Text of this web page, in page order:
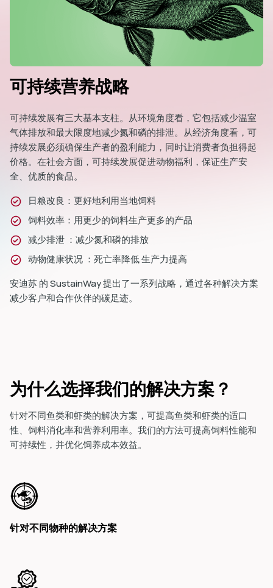
可持续营养战略
可持续发展有三大基本支柱。从环境角度看，它包括减少温室
气体排放和最大限度地减少氮和磷的排泄。从经济角度看，可
持续发展必须确保生产者的盈利能力，同时让消费者负担得起
价格。在社会方面，可持续发展促进动物福利，保证生产安
全、优质的食品。
日粮改良：更好地利用当地饲料
饲料效率：用更少的饲料生产更多的产品
减少排泄 ：减少氮和磷的排放
动物健康状况 ：死亡率降低 生产力提高
安迪苏 的 SustainWay 提出了一系列战略，通过各种解决方案
减少客户和合作伙伴的碳足迹。
为什么选择我们的解决方案？
针对不同鱼类和虾类的解决方案，可提高鱼类和虾类的适口
性、饲料消化率和营养利用率。我们的方法可提高饲料性能和
可持续性，并优化饲养成本效益。
针对不同物种的解决方案